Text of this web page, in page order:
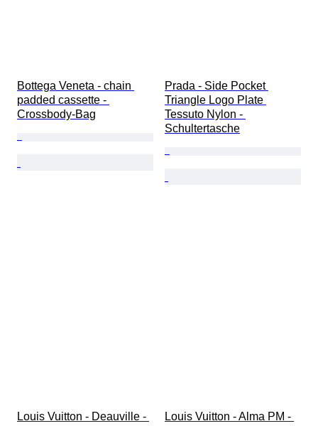
Bottega Veneta - chain
padded cassette -
Crossbody-Bag
Prada - Side Pocket
Triangle Logo Plate
Tessuto Nylon -
Schultertasche
Louis Vuitton - Deauville -
Louis Vuitton - Alma PM -